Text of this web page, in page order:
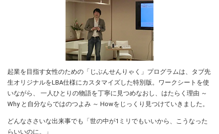
起業を目指す女性のための「じぶんせんりゃく」プログラムは、タブ先
生オリジナルをLBA仕様にカスタマイズした特別版。ワークシートを使
いながら、 一人ひとりの物語を丁寧に見つめなおし、はたらく理由 ～
Why と自分ならではのつよみ ～ Howをじっくり見つけていきました。
どんなささいな出来事でも「世の中が1ミリでもいいから、こうなった
らいいのに。」